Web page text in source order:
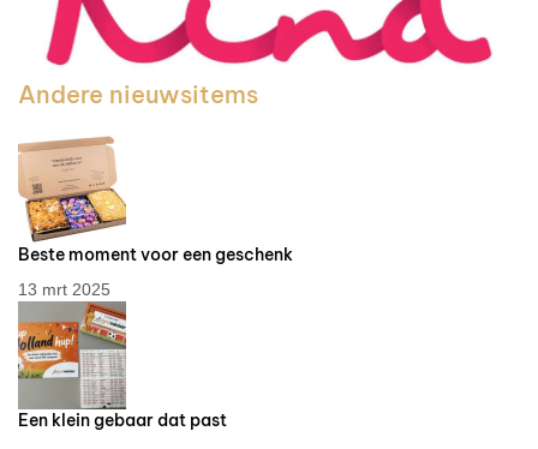
Andere nieuwsitems
Beste moment voor een geschenk
13 mrt 2025
Een klein gebaar dat past